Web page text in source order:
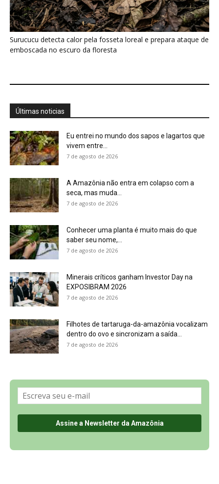
Surucucu detecta calor pela fosseta loreal e prepara ataque de
emboscada no escuro da floresta
Últimas noticias
Eu entrei no mundo dos sapos e lagartos que
vivem entre...
7 de agosto de 2026
A Amazônia não entra em colapso com a
seca, mas muda...
7 de agosto de 2026
Conhecer uma planta é muito mais do que
saber seu nome,...
7 de agosto de 2026
Minerais críticos ganham Investor Day na
EXPOSIBRAM 2026
7 de agosto de 2026
Filhotes de tartaruga-da-amazônia vocalizam
dentro do ovo e sincronizam a saída...
7 de agosto de 2026